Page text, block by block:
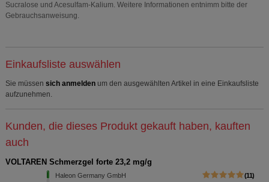
Sucralose und Acesulfam-Kalium. Weitere Informationen entnimm bitte der
Gebrauchsanweisung.
Einkaufsliste auswählen
Sie müssen sich anmelden um den ausgewählten Artikel in eine Einkaufsliste
aufzunehmen.
Kunden, die dieses Produkt gekauft haben, kauften
auch
VOLTAREN Schmerzgel forte 23,2 mg/g
Haleon Germany GmbH
11